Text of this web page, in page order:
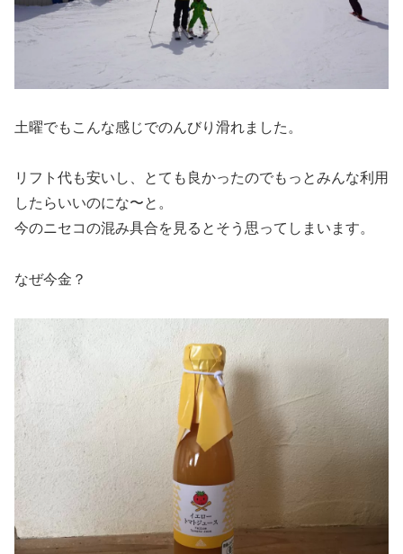
土曜でもこんな感じでのんびり滑れました。
リフト代も安いし、とても良かったのでもっとみんな利用
したらいいのにな〜と。
今のニセコの混み具合を見るとそう思ってしまいます。
なぜ今金？